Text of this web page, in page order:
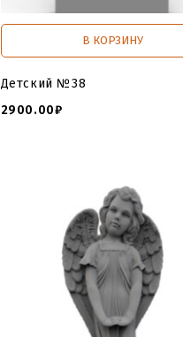
В КОРЗИНУ
Детский №38
2900.00₽